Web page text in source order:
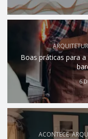
Boas práticas para
6
ACONTECE,